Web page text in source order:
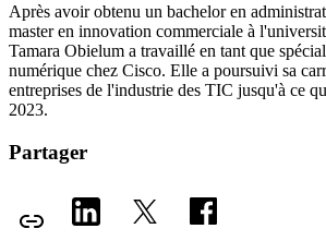
Après avoir obtenu un bachelor en
master en innovation commerciale à
Tamara Obielum a travaillé en tant que
numérique chez Cisco. Elle a poursuivi sa
entreprises de l'industrie des TIC jusqu'à ce
2023.
Partager